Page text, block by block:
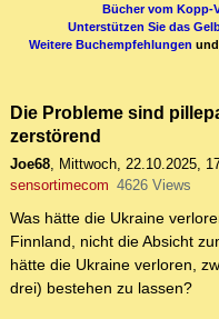
Bücher vom Kopp-
Unterstützen Sie das
Weitere Buchempfehlungen und
Die Probleme sind
zerstörend
Joe68, Mittwoch, 22.10.2025,
sensortimecom 4626 Views
Was hätte die Ukraine
Finnland, nicht die Absicht
hätte die Ukraine verloren,
drei) bestehen zu lassen?